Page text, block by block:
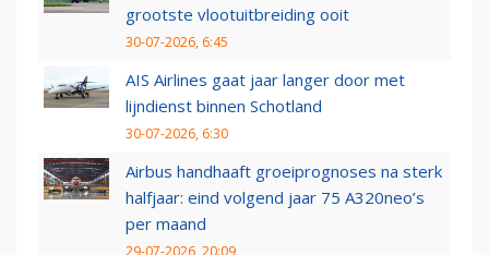
grootste vlootuitbreiding ooit
30-07-2026, 6:45
AIS Airlines gaat jaar langer door met
lijndienst binnen Schotland
30-07-2026, 6:30
Airbus handhaaft groeiprognoses na sterk
halfjaar: eind volgend jaar 75 A320neo’s
per maand
29-07-2026, 20:09